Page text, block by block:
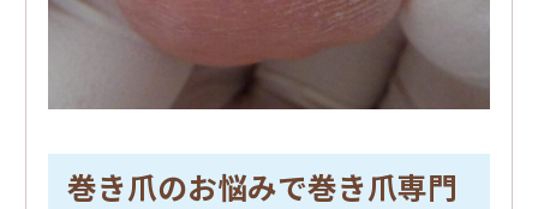
巻き爪のお悩みで巻き爪専門